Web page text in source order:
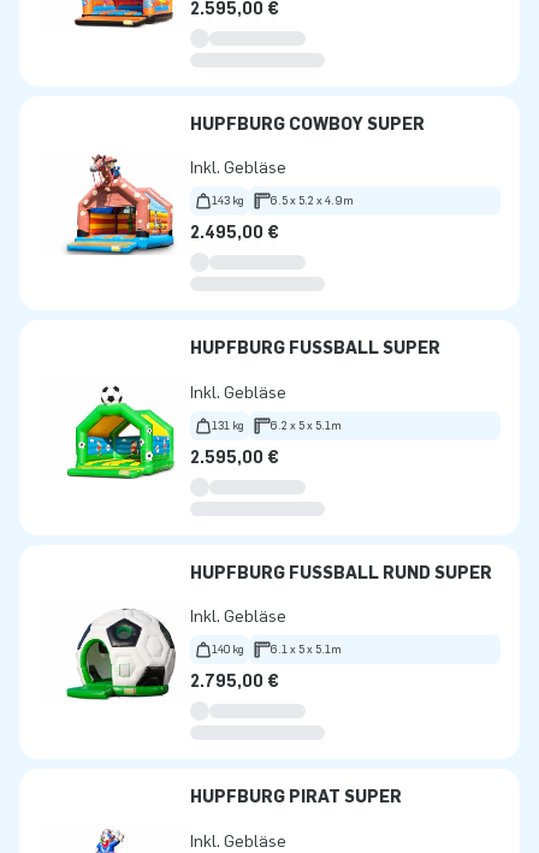
2.595,00 €
HÜPFBURG COWBOY SUPER
Inkl. Gebläse
143 kg 6.5 x 5.2 x 4.9m
2.495,00 €
HÜPFBURG FUSSBALL SUPER
Inkl. Gebläse
131 kg 6.2 x 5 x 5.1m
2.595,00 €
HÜPFBURG FUSSBALL RUND SUPER
Inkl. Gebläse
140 kg 6.1 x 5 x 5.1m
2.795,00 €
HÜPFBURG PIRAT SUPER
Inkl. Gebläse